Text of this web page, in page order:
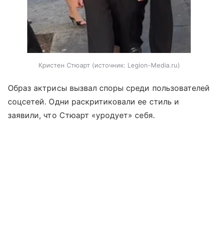
Кристен Стюарт источник: Legion-Media.ru
Образ актрисы вызвал споры среди пользователей
соцсетей. Одни раскритиковали ее стиль и
заявили, что Стюарт «уродует» себя.